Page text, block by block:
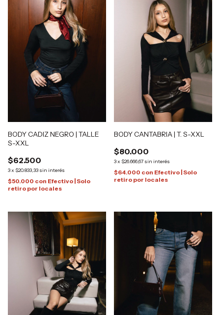
BODY CADIZ NEGRO | TALLE
S-XXL
$62.500
3x $20.833,33 sin interés
$50.000 con Efectivo | Solo
retiro por locales
BODY CANTABRIA | T. S-XXL
$80.000
3x $26.666,67 sin interés
$64.000 con Efectivo | Solo
retiro por locales